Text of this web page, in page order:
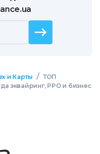
и Карты / ТОП
эквайринг, РРО и бизнес